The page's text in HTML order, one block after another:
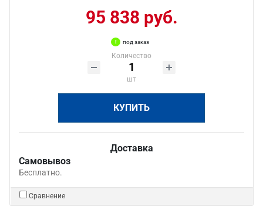
95 838 руб.
под заказ
Количество
шт
КУПИТЬ
Доставка
Самовывоз
Бесплатно.
Сравнение